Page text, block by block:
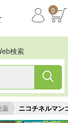
0
検索
薬 ニコチネルマン